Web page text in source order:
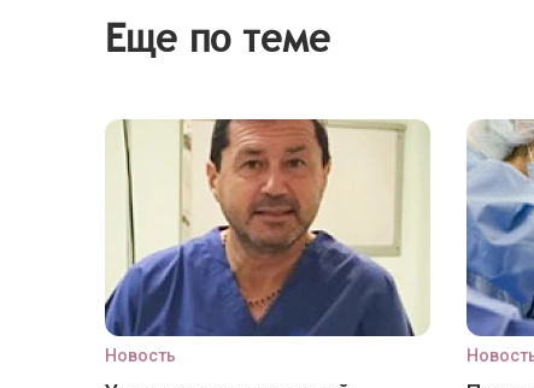
Еще по теме
Новость